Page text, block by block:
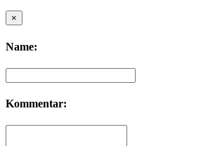
×
Name:
Kommentar: